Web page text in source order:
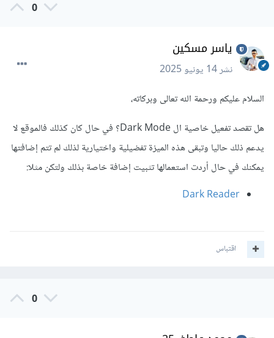
0
ياسر مسكين
نشر14 يونيو 2025
السلام عليكم ورحمة الله تعالى وبركاته،
هل تقصد تفعيل خاصية ال Dark Mode؟ في حال كان كذلك فالموقع لا
يدعم ذلك حاليا وتبقى هذه الميزة تفضيلية واختيارية لذلك لم تتم إضافتها
يمكنك في حال أردت استعمالها تثبيت إضافة خاصة بذلك ولتكن مثلا:
Dark Reader
اقتباس
0